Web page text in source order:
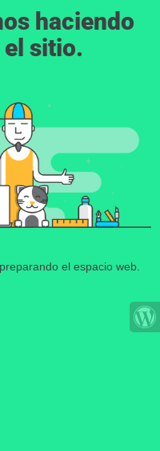
haciendo
sitio.
el espacio web.